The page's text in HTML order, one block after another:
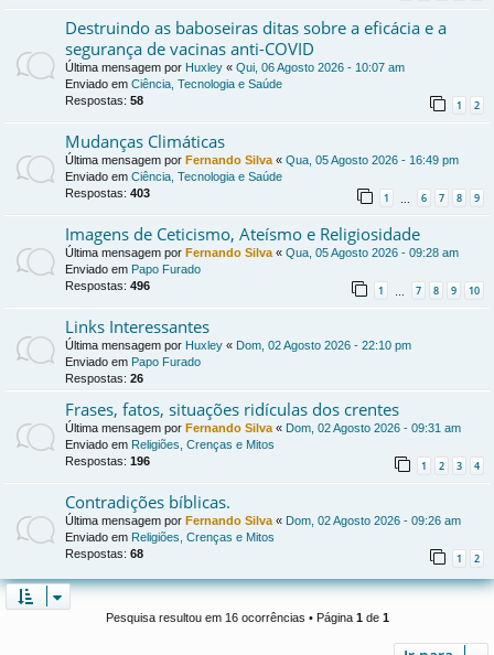
Destruindo as baboseiras ditas sobre a eficácia e a
segurança de vacinas anti-COVID
Última mensagem por Huxley « Qui, 06 Agosto 2026 - 10:07 am
Enviado em Ciência, Tecnologia e Saúde
Respostas: 58 1 2
Mudanças Climáticas
Última mensagem por Fernando Silva « Qua, 05 Agosto 2026 - 16:49 pm
Enviado em Ciência, Tecnologia e Saúde
Respostas: 403 1 6 7 8 9
Imagens de Ceticismo, Ateísmo e Religiosidade
Última mensagem por Fernando Silva « Qua, 05 Agosto 2026 - 09:28 am
Enviado em Papo Furado
Respostas: 496 1 7 8 9 10
Links Interessantes
Última mensagem por Huxley « Dom, 02 Agosto 2026 - 22:10 pm
Enviado em Papo Furado
Respostas: 26
Frases, fatos, situações ridículas dos crentes
Última mensagem por Fernando Silva « Dom, 02 Agosto 2026 - 09:31 am
Enviado em Religiões, Crenças e Mitos
Respostas: 196 1 2 3 4
Contradições bíblicas.
Última mensagem por Fernando Silva « Dom, 02 Agosto 2026 - 09:26 am
Enviado em Religiões, Crenças e Mitos
Respostas: 68 1 2
Pesquisa resultou em 16 ocorrências • Página 1de 1